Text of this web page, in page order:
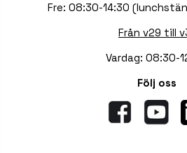
Fre: 08:30-14:30
Från v29 till
Vardag: 08:30-
Följ oss